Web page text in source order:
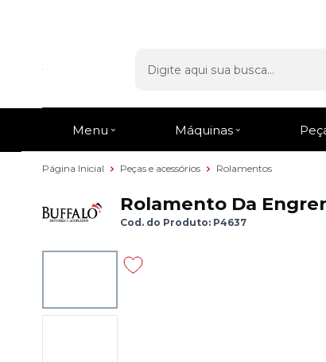
Menu Máquinas
Página Inicial Peças e acessórios Rolamentos
Rolamento Da
Cod. do Produto: P4637